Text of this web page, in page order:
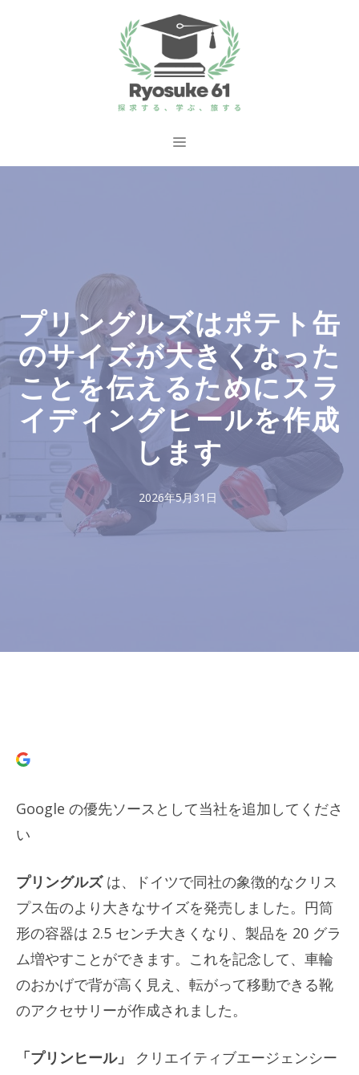
ス
メ
プリングルズはポテト缶
のサイズが大きくなった
ことを伝えるためにスラ
イディングヒールを作成
します
2026年5月31日
Google の優先ソースとして当社を追加してくださ
い
プリングルズ は、ドイツで同社の象徴的なクリス
プス缶のより大きなサイズを発売しました。円筒
形の容器は 2.5 センチ大きくなり、製品を 20 グラ
ム増やすことができます。これを記念して、車輪
のおかげで背が高く見え、転がって移動できる靴
のアクセサリーが作成されました。
「プリンヒール」 クリエイティブエージェンシー